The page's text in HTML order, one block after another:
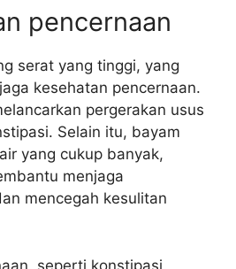
pencernaan
serat yang tinggi, yang
kesehatan pencernaan.
pergerakan usus
Selain itu, bayam
yang cukup banyak,
menjaga
mencegah kesulitan
seperti konstipasi,